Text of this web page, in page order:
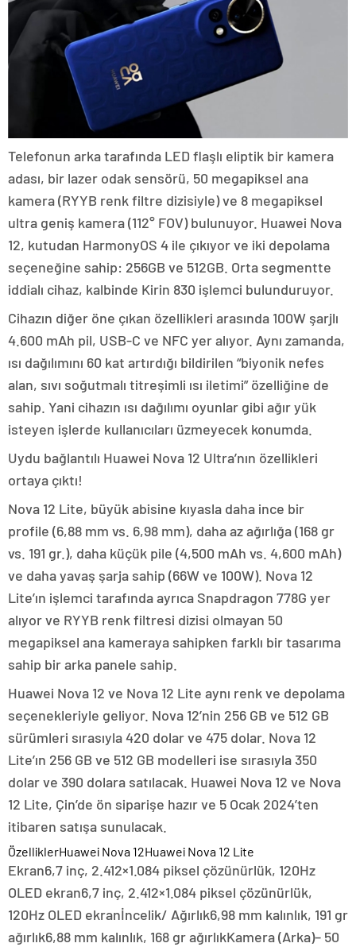
Telefonun arka tarafında LED flaşlı eliptik bir kamera
adası, bir lazer odak sensörü, 50 megapiksel ana
kamera (RYYB renk filtre dizisiyle) ve 8 megapiksel
ultra geniş kamera (112° FOV) bulunuyor. Huawei Nova
12, kutudan HarmonyOS 4 ile çıkıyor ve iki depolama
seçeneğine sahip: 256GB ve 512GB. Orta segmentte
iddialı cihaz, kalbinde Kirin 830 işlemci bulunduruyor.
Cihazın diğer öne çıkan özellikleri arasında 100W şarjlı
4.600 mAh pil, USB-C ve NFC yer alıyor. Aynı zamanda,
ısı dağılımını 60 kat artırdığı bildirilen “biyonik nefes
alan, sıvı soğutmalı titreşimli ısı iletimi” özelliğine de
sahip. Yani cihazın ısı dağılımı oyunlar gibi ağır yük
isteyen işlerde kullanıcıları üzmeyecek konumda.
Uydu bağlantılı Huawei Nova 12 Ultra’nın özellikleri
ortaya çıktı!
Nova 12 Lite, büyük abisine kıyasla daha ince bir
profile (6,88 mm vs. 6,98 mm), daha az ağırlığa (168 gr
vs. 191 gr.), daha küçük pile (4,500 mAh vs. 4,600 mAh)
ve daha yavaş şarja sahip (66W ve 100W). Nova 12
Lite’ın işlemci tarafında ayrıca Snapdragon 778G yer
alıyor ve RYYB renk filtresi dizisi olmayan 50
megapiksel ana kameraya sahipken farklı bir tasarıma
sahip bir arka panele sahip.
Huawei Nova 12 ve Nova 12 Lite aynı renk ve depolama
seçenekleriyle geliyor. Nova 12’nin 256 GB ve 512 GB
sürümleri sırasıyla 420 dolar ve 475 dolar. Nova 12
Lite’ın 256 GB ve 512 GB modelleri ise sırasıyla 350
dolar ve 390 dolara satılacak. Huawei Nova 12 ve Nova
12 Lite, Çin’de ön siparişe hazır ve 5 Ocak 2024’ten
itibaren satışa sunulacak.
ÖzelliklerHuawei Nova 12Huawei Nova 12 Lite
Ekran6,7 inç, 2.412×1.084 piksel çözünürlük, 120Hz
OLED ekran6,7 inç, 2.412×1.084 piksel çözünürlük,
120Hz OLED ekranİncelik/ Ağırlık6,98 mm kalınlık, 191 gr
ağırlık6,88 mm kalınlık, 168 gr ağırlıkKamera (Arka)– 50